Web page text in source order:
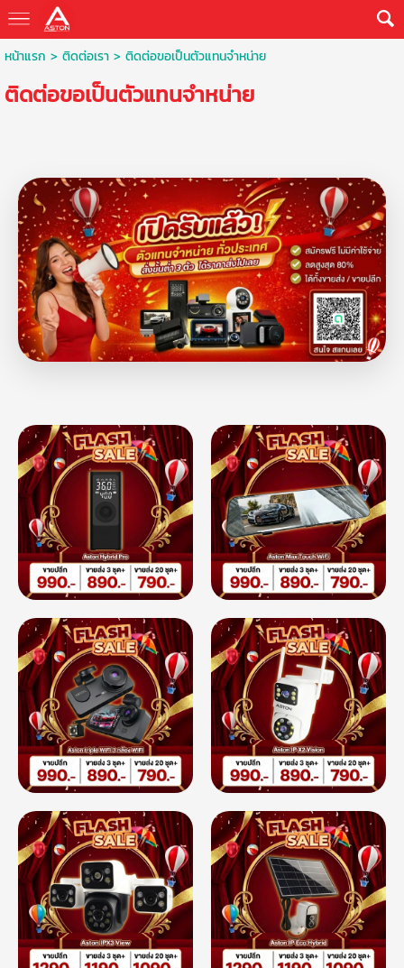
หน้าแรก > ติดต่อเรา> ติดต่อขอเป็นตัวแทนจำหน่าย
ติดต่อขอเป็นตัวแทนจำหน่าย